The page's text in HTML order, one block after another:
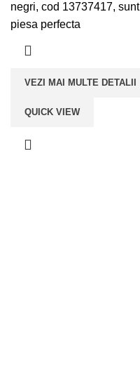
negri, cod 13737417, sunt
piesa perfecta
VEZI MAI MULTE DETALII
QUICK VIEW